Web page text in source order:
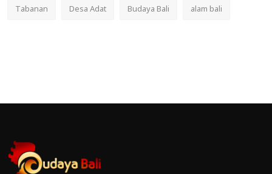
Tabanan
Desa Adat Budaya Bali alam bali